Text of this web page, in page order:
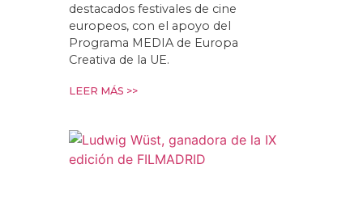
destacados festivales de cine
europeos, con el apoyo del
Programa MEDIA de Europa
Creativa de la UE.
LEER MÁS >>